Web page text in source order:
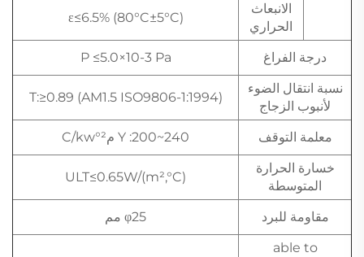
الانبعاث
الحراري
ε≤6.5% (80°C±5°C)
درجة الفراغ
P ≤5.0×10-3 Pa
نسبة انتقال الضوء
لأنبوب الزجاج
T:≥0.89 (AM1.5 ISO9806-1:1994)
معلمة التوقف
Y :200~240 م²°C/kw
خسارة الحرارة
المتوسطة
ULT≤0.65W/(m²,°C)
مقاومة للبرد
φ25 مم
able to